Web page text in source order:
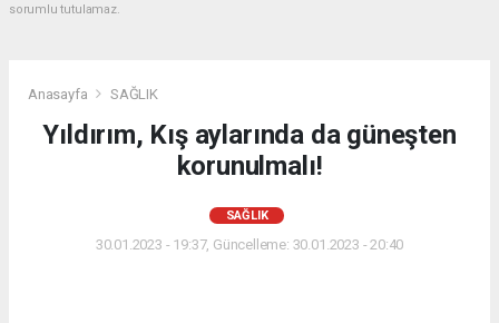
sorumlu tutulamaz.
Anasayfa SAĞLIK
Yıldırım, Kış aylarında da güneşten
korunulmalı!
SAĞLIK
30.01.2023 - 19:37, Güncelleme: 30.01.2023 - 20:40